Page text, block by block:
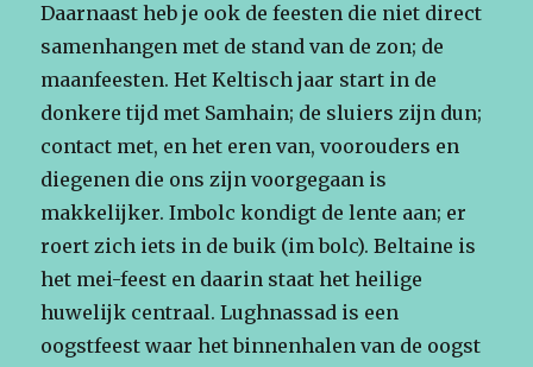
Daarnaast heb je ook de feesten die niet direct
samenhangen met de stand van de zon; de
maanfeesten. Het Keltisch jaar start in de
donkere tijd met Samhain; de sluiers zijn dun;
contact met, en het eren van, voorouders en
diegenen die ons zijn voorgegaan is
makkelijker. Imbolc kondigt de lente aan; er
roert zich iets in de buik (im bolc). Beltaine is
het mei-feest en daarin staat het heilige
huwelijk centraal. Lughnassad is een
oogstfeest waar het binnenhalen van de oogst